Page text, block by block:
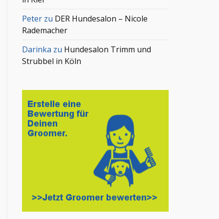
Peter zu DER Hundesalon – Nicole
Rademacher
Darinka zu Hundesalon Trimm und
Strubbel in Köln